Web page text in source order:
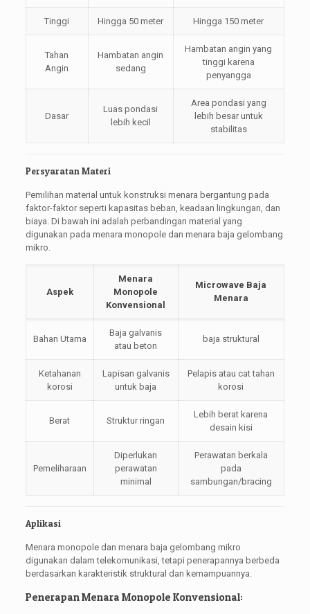
Tinggi Hingga 50 meter Hingga 150 meter
Tahan
Angin
Hambatan angin
sedang
Hambatan angin yang
tinggi karena
penyangga
Dasar
Luas pondasi
lebih kecil
Area pondasi yang
lebih besar untuk
stabilitas
Persyaratan Materi
Pemilihan material untuk konstruksi menara bergantung pada
faktor-faktor seperti kapasitas beban, keadaan lingkungan, dan
biaya. Di bawah ini adalah perbandingan material yang
digunakan pada menara monopole dan menara baja gelombang
mikro.
Aspek
Menara
Monopole
Konvensional
Microwave Baja
Menara
Bahan Utama
Baja galvanis
atau beton
baja struktural
Ketahanan
korosi
Lapisan galvanis
untuk baja
Pelapis atau cat tahan
korosi
Berat Struktur ringan
Lebih berat karena
desain kisi
Pemeliharaan
Diperlukan
perawatan
minimal
Perawatan berkala
pada
sambungan/bracing
Aplikasi
Menara monopole dan menara baja gelombang mikro
digunakan dalam telekomunikasi, tetapi penerapannya berbeda
berdasarkan karakteristik struktural dan kemampuannya.
Penerapan Menara Monopole Konvensional: